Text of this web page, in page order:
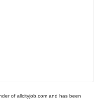
of allcityjob.com and has been